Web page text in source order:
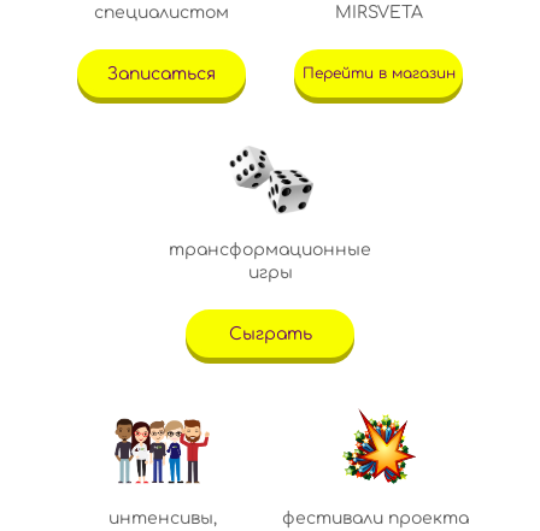
Записаться
MIRSVETA
трансформационные
игры
специалистом
интенсивы,
фестивали проекта
Сыграть
Перейти в магазин